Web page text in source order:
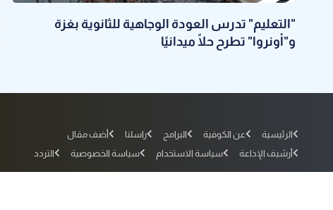
"التعليم" تدرس العودة الوجاهية للثانوية بغزة
و"أونروا" تطرح حلًا ميدانيًا
الرئيسية عن الكوفية البرامج راسلنا
أضف مقال
أرشيف الإذاعة
سياسة الاستخدام سياسة الخصوصية التردد